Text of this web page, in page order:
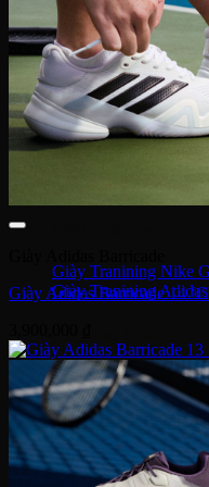
Giày bóng đá Nike
Giày bóng đá Adidas
Giày bóng đá Puma
Giày Golf
Giày Tranining Nike
Giày Tranining Adidas
Giày leo núi adidas
Giày leo núi Nike
Giày Puma
Puma Palermo
Giày Adidas Barricade 14